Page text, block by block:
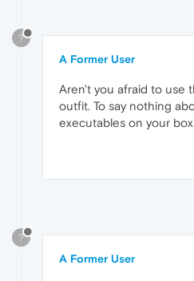
?
A Former User
Aren't you afraid to use
outfit. To say nothing
executables on your box.
?
A Former User